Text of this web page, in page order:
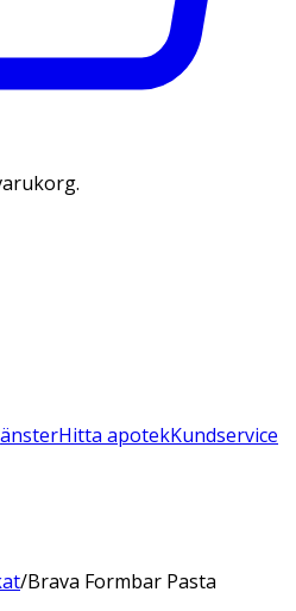
Hitta apotekKundservice
/Brava Formbar Pasta